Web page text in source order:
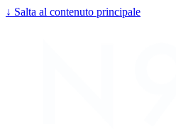
↓ Salta al contenuto principale